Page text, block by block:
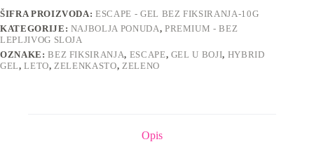
količina
ŠIFRA PROIZVODA:ESCAPE - GEL BEZ FIKSIRANJA-10G
KATEGORIJE: NAJBOLJA PONUDA, PREMIUM - BEZ
LEPLJIVOG SLOJA
OZNAKE:BEZ FIKSIRANJA, ESCAPE, GEL U BOJI, HYBRID
GEL,LETO, ZELENKASTO, ZELENO
Opis